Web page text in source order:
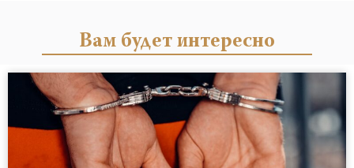
Вам будет интересно